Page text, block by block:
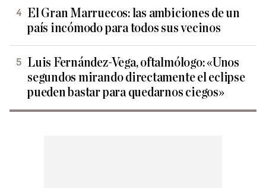
El Gran Marruecos: las ambiciones de un
país incómodo para todos sus vecinos
Luis Fernández-Vega, oftalmólogo: «Unos
segundos mirando directamente el eclipse
pueden bastar para quedarnos ciegos»